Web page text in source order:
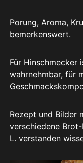
Porung, Aroma,
bemerkenswert.
Für Hinschmecker
wahrnehmbar, für
Rezept und Bilder
verschiedene
L. verstanden